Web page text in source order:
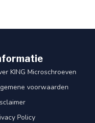
KING Microschroeven
voorwaarden
Policy